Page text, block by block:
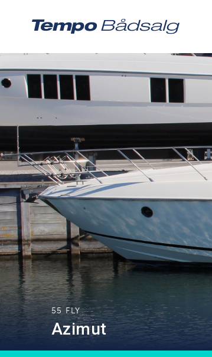
55 FLY
Azimut